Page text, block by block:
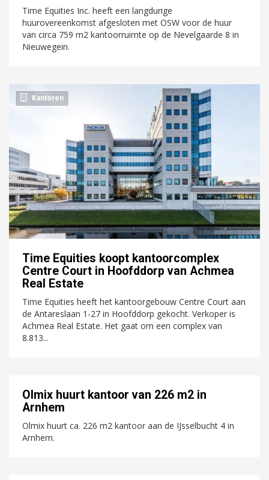
Time Equities Inc. heeft een langdurige
huurovereenkomst afgesloten met OSW voor de huur
van circa 759 m2 kantoorruimte op de Nevelgaarde 8 in
Nieuwegein.
Kantoren
Time Equities koopt kantoorcomplex
Centre Court in Hoofddorp van Achmea
Real Estate
Time Equities heeft het kantoorgebouw Centre Court aan
de Antareslaan 1-27 in Hoofddorp gekocht. Verkoper is
Achmea Real Estate. Het gaat om een complex van
8.813...
Olmix huurt kantoor van 226 m2 in
Arnhem
Olmix huurt ca. 226 m2 kantoor aan de IJsselbucht 4 in
Arnhem.